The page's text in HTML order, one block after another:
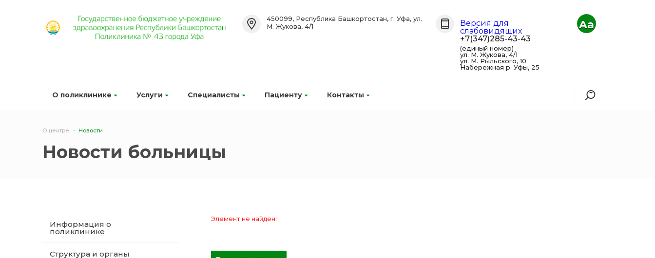
О поликлинике Услуги Специалисты Пациенту Контакты
450099, Республика Башкортостан, г. Уфа, ул.
М. Жукова, 4/1
Версия для
слабовидящих
+7(347)285-43-43
(единый номер)
ул. М. Жукова, 4/1
ул. М. Рыльского, 10
Набережная р. Уфы, 25
Aa
О центре Новости
Новости больницы
Информация о
поликлинике
Структура и органы
Элемент не найден!